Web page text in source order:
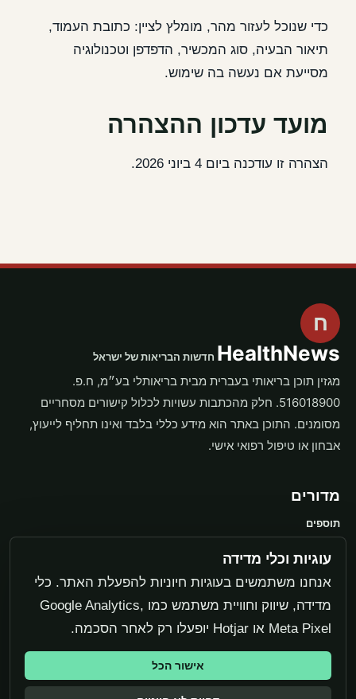
כדי שנוכל לעזור מהר, מומלץ לציין: כתובת העמוד,
תיאור הבעיה, סוג המכשיר, הדפדפן וטכנולוגיה
מסייעת אם נעשה בה שימוש.
מועד עדכון ההצהרה
הצהרה זו עודכנה ביום 4 ביוני 2026.
עוגיות וכלי מדידה
אנחנו משתמשים בעוגיות חיוניות להפעלת האתר. כלי
מדידה, שיווק וחוויית משתמש כמו Google Analytics,
Meta Pixel או Hotjar יופעלו רק לאחר הסכמה.
אישור הכל
ח
HealthNews חדשות הבריאות של ישראל
מגזין תוכן בריאותי בעברית מבית בריאותלי בע״מ, ח.פ.
516018900. חלק מהכתבות עשויות לכלול קישורים מסחריים
מסומנים. התוכן באתר הוא מידע כללי בלבד ואינו תחליף לייעוץ,
אבחון או טיפול רפואי אישי.
מדורים
תוספים
בריאות האישה
מערכת
עוגיות